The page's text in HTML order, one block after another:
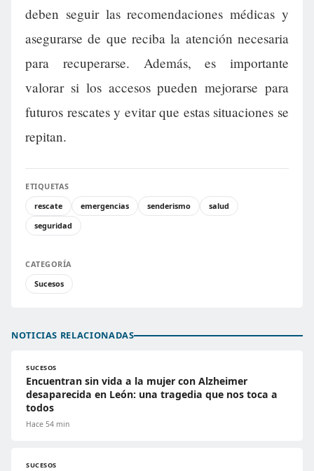
deben seguir las recomendaciones médicas y
asegurarse de que reciba la atención necesaria
para recuperarse. Además, es importante
valorar si los accesos pueden mejorarse para
futuros rescates y evitar que estas situaciones se
repitan.
ETIQUETAS
rescate
emergencias senderismo
salud
seguridad
CATEGORÍA
Sucesos
NOTICIAS RELACIONADAS
SUCESOS
Encuentran sin vida a la mujer con Alzheimer
desaparecida en León: una tragedia que nos toca a
todos
Hace 54 min
SUCESOS